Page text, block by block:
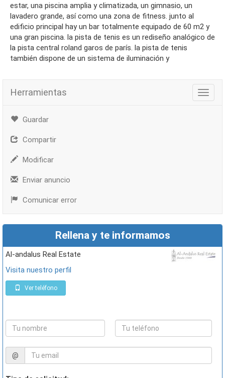
estar, una piscina amplia y climatizada, un gimnasio, un
lavadero grande, así como una zona de fitness. junto al
edificio principal hay un bar totalmente equipado de 60 m2 y
una gran piscina. la pista de tenis es un rediseño analógico de
la pista central roland garos de parís. la pista de tenis
también dispone de un sistema de iluminación y
Herramientas
Guardar
Compartir
Modificar
Enviar anuncio
Comunicar error
Rellena y te informamos
Al-andalus Real Estate
Visita nuestro perfil
Ver teléfono
@